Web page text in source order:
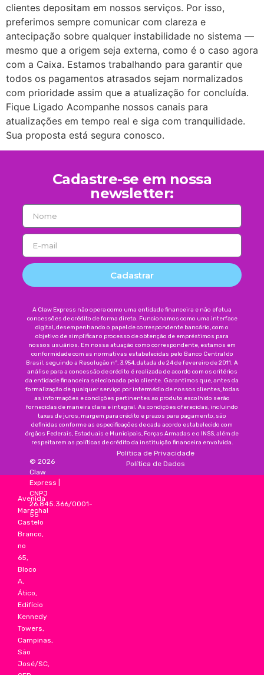
clientes depositam em nossos serviços. Por isso,
preferimos sempre comunicar com clareza e
antecipação sobre qualquer instabilidade no sistema —
mesmo que a origem seja externa, como é o caso agora
com a Caixa. Estamos trabalhando para garantir que
todos os pagamentos atrasados sejam normalizados
com prioridade assim que a atualização for concluída.
Fique Ligado Acompanhe nossos canais para
atualizações em tempo real e siga com tranquilidade.
Sua proposta está segura conosco.
Cadastre-se em nossa
newsletter:
Cadastrar
A Claw Express não opera como uma entidade financeira e não efetua
concessões de crédito de forma direta. Funcionamos como uma interface
digital, desempenhando o papel de correspondente bancário, com o
objetivo de simplificar o processo de obtenção de empréstimos para
nossos usuários. Em nossa atuação como correspondente, estamos em
conformidade com as normativas estabelecidas pelo Banco Central do
Brasil, seguindo a Resolução nº. 3.954, datada de 24 de fevereiro de 2011. A
análise para a concessão de crédito é realizada de acordo com os critérios
da entidade financeira selecionada pelo cliente. Garantimos que, antes da
formalização de qualquer serviço por intermédio de nossos clientes, todas
as informações e condições pertinentes ao produto escolhido serão
fornecidas de maneira clara e integral. As condições oferecidas, incluindo
taxas de juros, margem para crédito e prazos para pagamento, são
definidas conforme as especificações de cada acordo estabelecido com
órgãos Federais, Estaduais e Municipais, Forças Armadas e o INSS, além de
respeitarem as políticas de crédito da instituição financeira envolvida.
Avenida
Marechal
Castelo
Branco,
no
65,
Bloco
A,
Ático,
Edifício
Kennedy
Towers,
Campinas,
São
José/SC,
© 2026
Claw
Express
CNPJ
26.845.366/0001-
55
Política de Privacidade
Política de Dados